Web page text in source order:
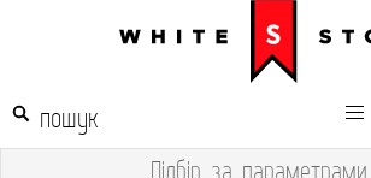
Підбір за параметрами